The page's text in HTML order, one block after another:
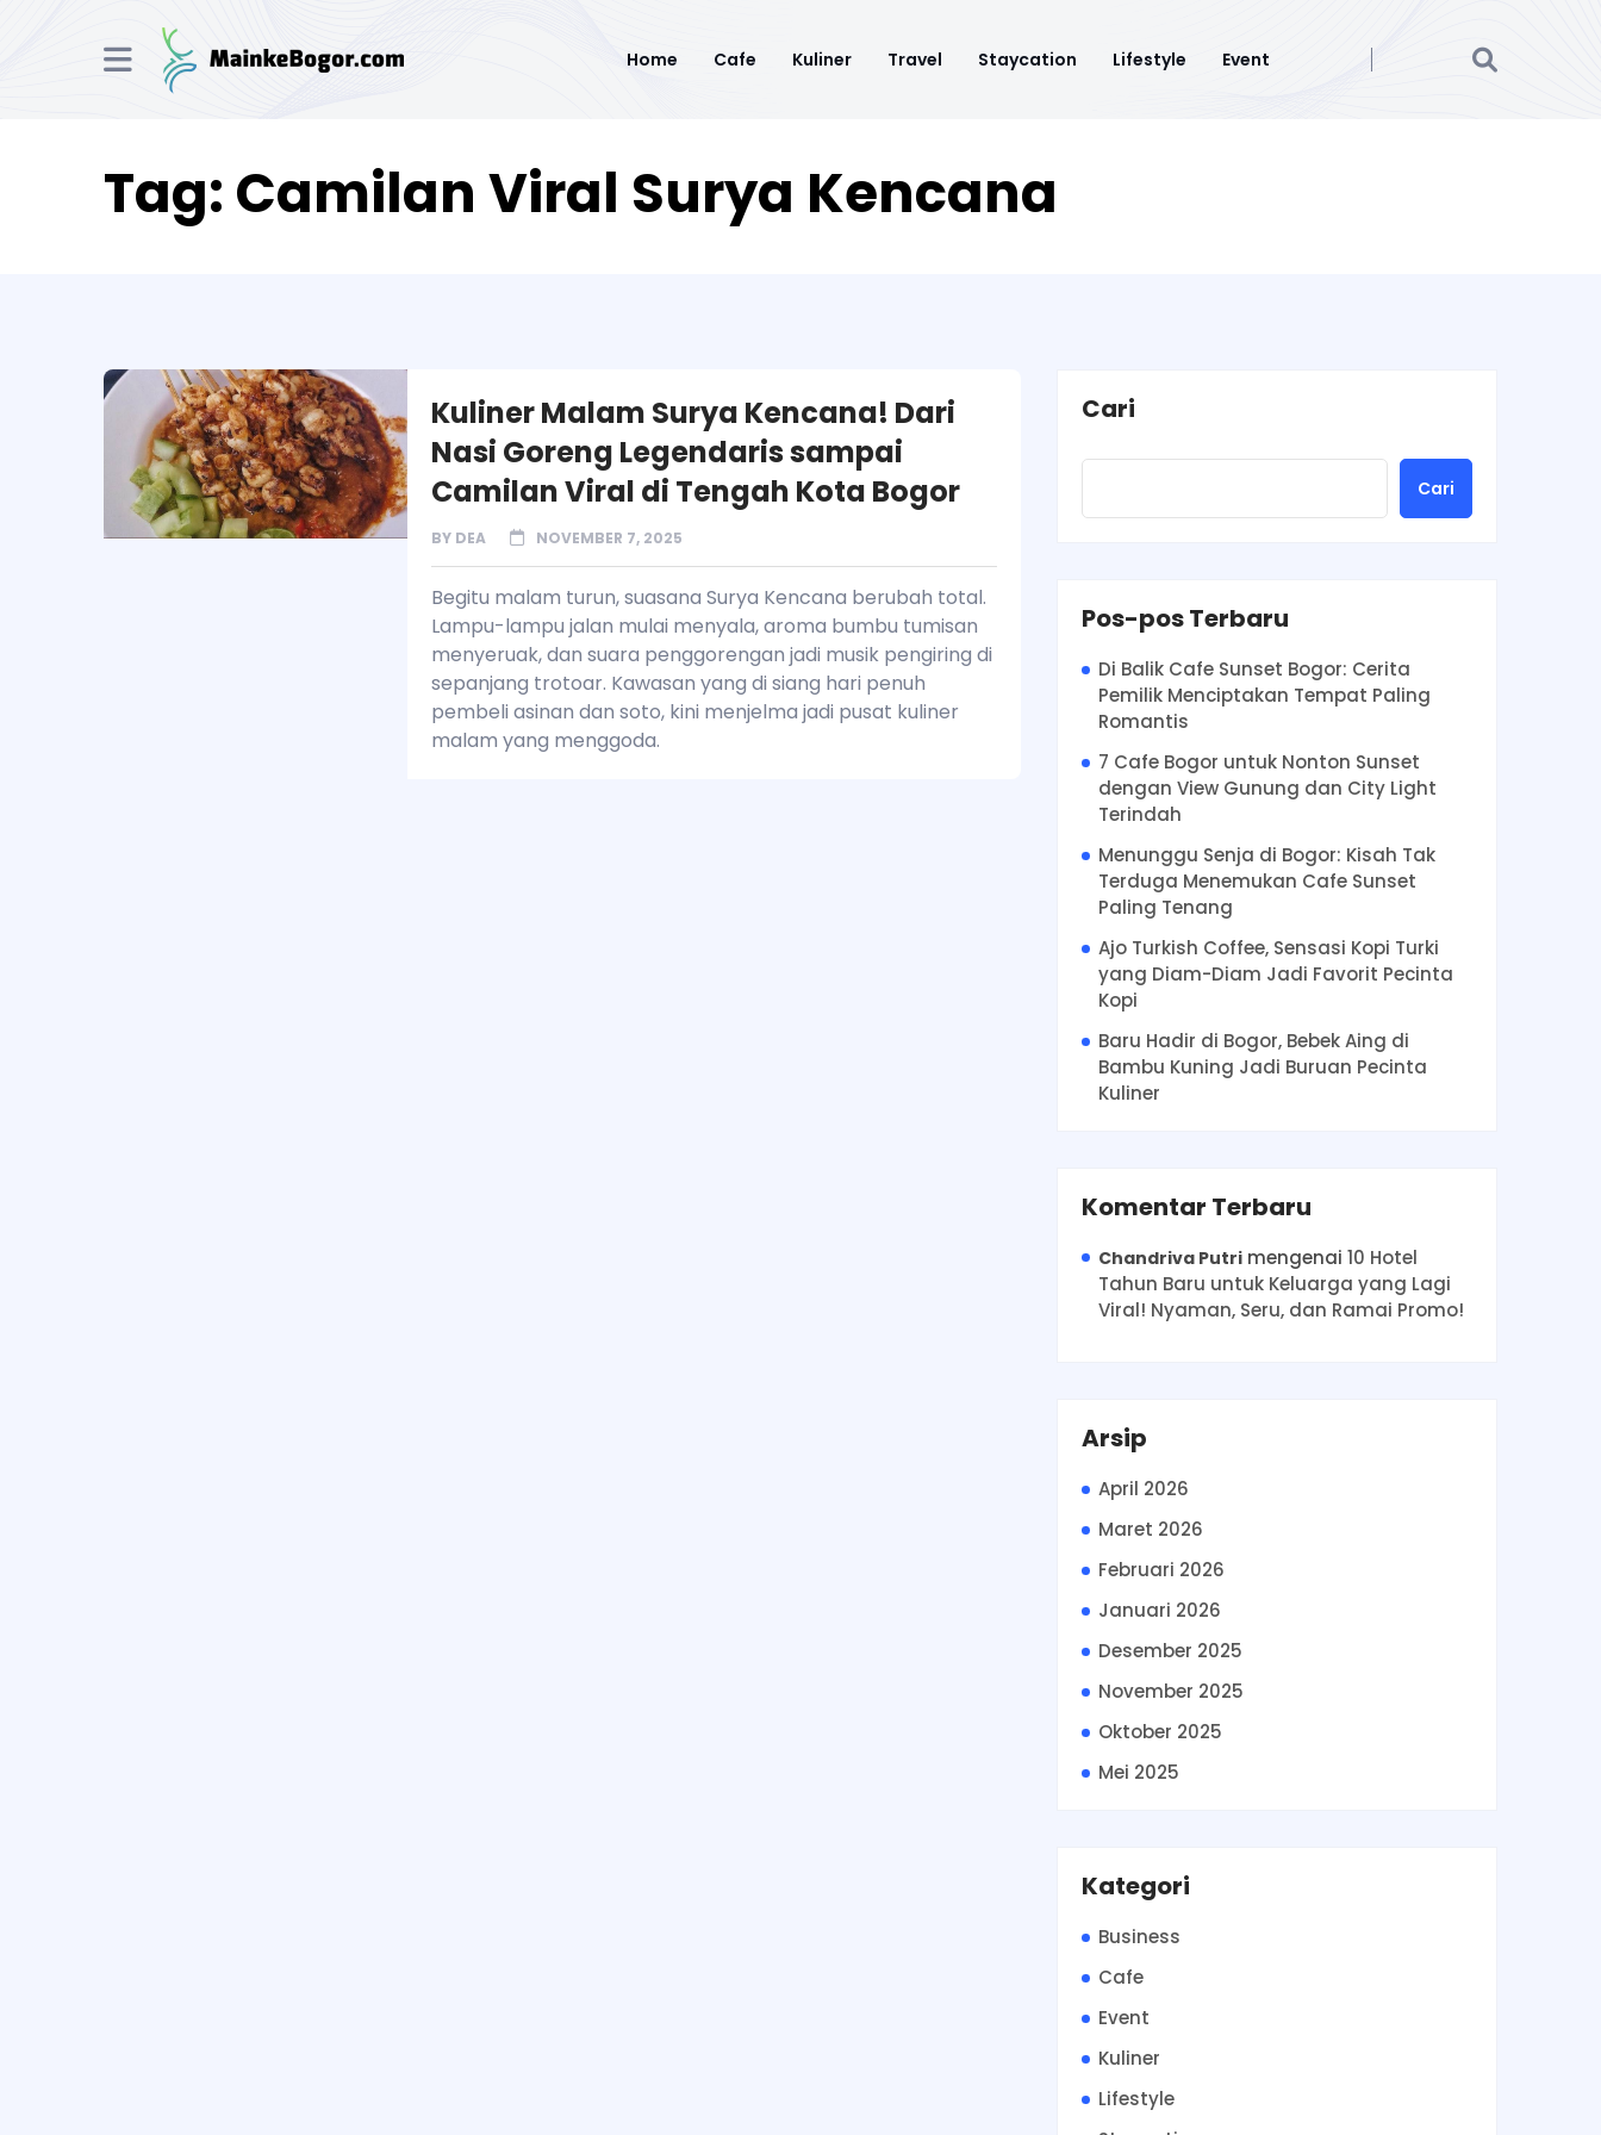
Home Cafe Kuliner Travel Staycation Lifestyle Event
Tag: Camilan Viral Surya Kencana
Kuliner Malam Surya Kencana! Dari
Nasi Goreng Legendaris sampai
Camilan Viral di Tengah Kota Bogor
BY DEA NOVEMBER 7, 2025
Begitu malam turun, suasana Surya Kencana berubah total.
Lampu-lampu jalan mulai menyala, aroma bumbu tumisan
menyeruak, dan suara penggorengan jadi musik pengiring di
sepanjang trotoar. Kawasan yang di siang hari penuh
pembeli asinan dan soto, kini menjelma jadi pusat kuliner
malam yang menggoda.
Cari
Cari
Pos-pos Terbaru
Di Balik Cafe Sunset Bogor: Cerita
Pemilik Menciptakan Tempat Paling
Romantis
7 Cafe Bogor untuk Nonton Sunset
dengan View Gunung dan City Light
Terindah
Menunggu Senja di Bogor: Kisah Tak
Terduga Menemukan Cafe Sunset
Paling Tenang
Ajo Turkish Coffee, Sensasi Kopi Turki
yang Diam-Diam Jadi Favorit Pecinta
Kopi
Baru Hadir di Bogor, Bebek Aing di
Bambu Kuning Jadi Buruan Pecinta
Kuliner
Komentar Terbaru
Chandriva Putri mengenai 10 Hotel
Tahun Baru untuk Keluarga yang Lagi
Viral! Nyaman, Seru, dan Ramai Promo!
Arsip
April 2026
Maret 2026
Februari 2026
Januari 2026
Desember 2025
November 2025
Oktober 2025
Mei 2025
Kategori
Business
Cafe
Event
Kuliner
Lifestyle